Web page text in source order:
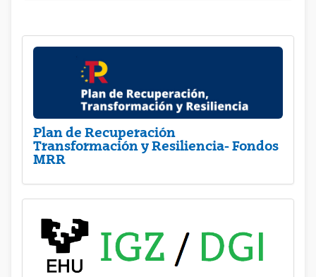
Plan de Recuperación
Transformación y Resiliencia- Fondos
MRR